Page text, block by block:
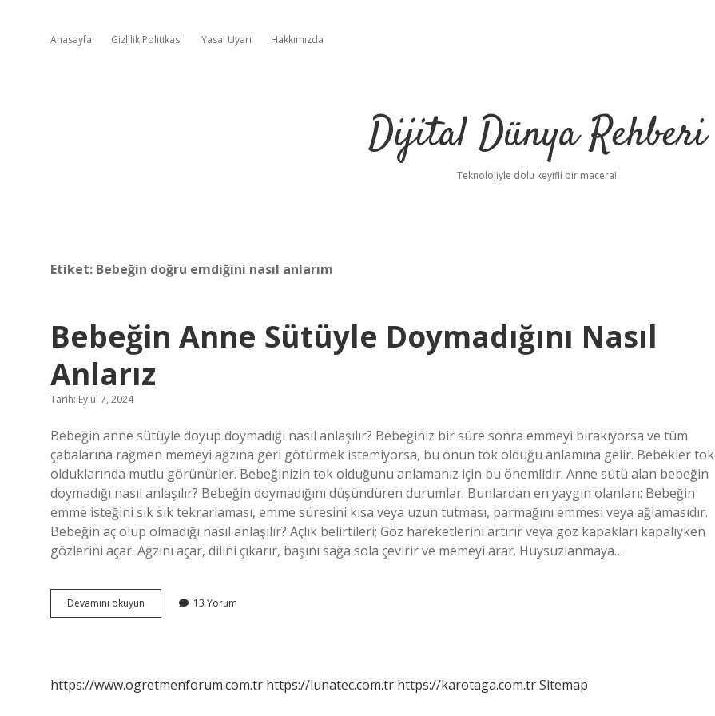
Anasayfa Gizlilik Politikası Yasal Uyarı Hakkımızda
Dijital Dünya Rehberi
Teknolojiyle dolu keyifli bir macera!
Etiket: Bebeğin doğru emdiğini nasıl anlarım
Bebeğin Anne Sütüyle Doymadığını Nasıl
Anlarız
Tarih: Eylül 7, 2024
Bebeğin anne sütüyle doyup doymadığı nasıl anlaşılır? Bebeğiniz bir süre sonra emmeyi bırakıyorsa ve tüm
çabalarına rağmen memeyi ağzına geri götürmek istemiyorsa, bu onun tok olduğu anlamına gelir. Bebekler tok
olduklarında mutlu görünürler. Bebeğinizin tok olduğunu anlamanız için bu önemlidir. Anne sütü alan bebeğin
doymadığı nasıl anlaşılır? Bebeğin doymadığını düşündüren durumlar. Bunlardan en yaygın olanları: Bebeğin
emme isteğini sık sık tekrarlaması, emme süresini kısa veya uzun tutması, parmağını emmesi veya ağlamasıdır.
Bebeğin aç olup olmadığı nasıl anlaşılır? Açlık belirtileri; Göz hareketlerini artırır veya göz kapakları kapalıyken
gözlerini açar. Ağzını açar, dilini çıkarır, başını sağa sola çevirir ve memeyi arar. Huysuzlanmaya…
Devamını okuyun Bebeğin
Anne
13 Yorum
https://www.ogretmenforum.com.tr https://lunatec.com.tr https://karotaga.com.trSitemap